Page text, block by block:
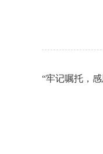
“牢记嘱托，